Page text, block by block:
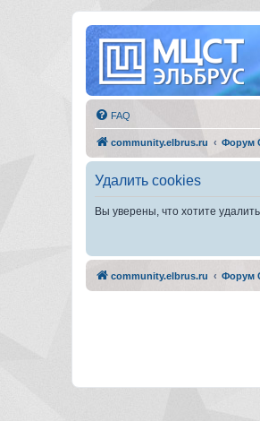
FAQ
community.elbrus.ru Форум
Удалить cookies
Вы уверены, что хотите
community.elbrus.ru Форум